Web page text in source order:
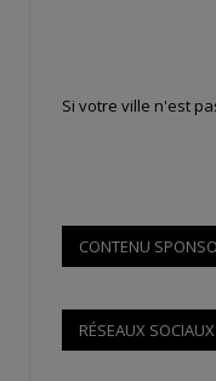
Si votre ville n'est
CONTENU
RÉSEAUX SOCIAUX